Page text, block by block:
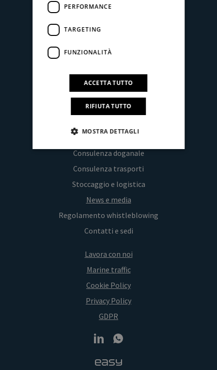
Manto Shipping & Consulting s.r.l.
P. IVA: 05313210824
Capitale sociale Eur 500.000,00 i.v.
Sede legale
Via Di Francia, 28 – 16149 Genova – Italia
Tel.+39 0107534218
Consulenza doganale
Consulenza trasporti
Stoccaggio e logistica
News e media
Regolamento whistleblowing
Contatti e sedi
Lavora con noi
Marine traffic
Cookie Policy
Privacy Policy
GDPR
PERFORMANCE
TARGETING
FUNZIONALITÀ
ACCETTA TUTTO
RIFIUTA TUTTO
MOSTRA DETTAGLI